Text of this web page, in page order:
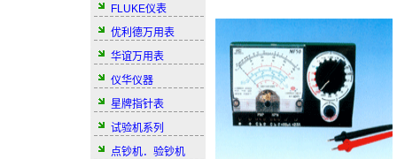
FLUKE仪表
优利德万用表
华谊万用表
仪华仪器
星牌指针表
试验机系列
点钞机．验钞机